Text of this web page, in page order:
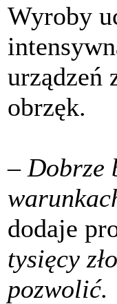
Wyroby
urządzeń
obrzęk.
– Dobrze
dodaje
tysięcy
pozwolić.